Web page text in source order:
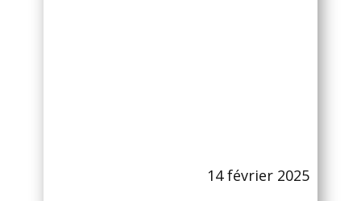
14 février 2025